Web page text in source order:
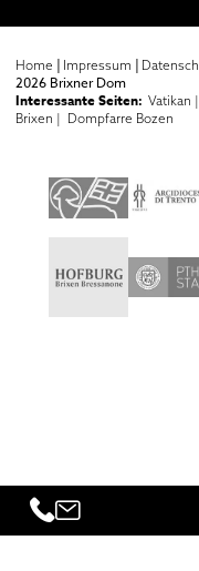
Home | Impressum |
2026 Brixner Dom
Interessante Seiten: Vatikan |
Brixen | Dompfarre Bozen